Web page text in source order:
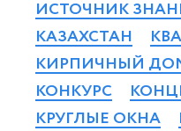
ИСТОЧНИК
КАЗАХСТАН
КИРПИЧНЫЙ
КОНКУРС
КРУГЛЫЕ ОКНА